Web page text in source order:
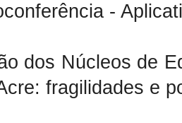
-
dos Núcleos de
fragilidades e